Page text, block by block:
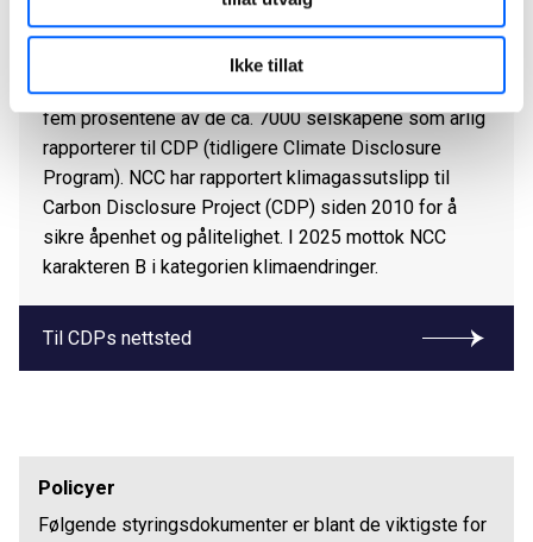
Ikke tillat
ISO 14001/
45001
NCC Building NorwayISO 14001
NCC er et av verdens beste selskaper på å håndtere
klimaspørsmål og plasserer seg blant de øverste
fem prosentene av de ca. 7000 selskapene som årlig
rapporterer til CDP (tidligere Climate Disclosure
Program). NCC har rapportert klimagassutslipp til
Carbon Disclosure Project (CDP) siden 2010 for å
sikre åpenhet og pålitelighet. I 2025 mottok NCC
karakteren B i kategorien klimaendringer.
Til CDPs nettsted
Policyer
Følgende styringsdokumenter er blant de viktigste for